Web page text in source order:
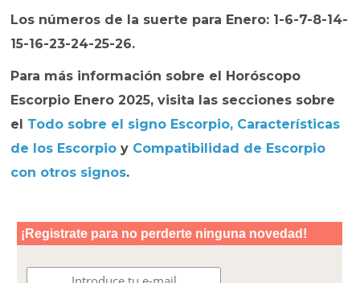
Los números de la suerte para Enero: 1-6-7-8-14-
15-16-23-24-25-26.
Para más información sobre el
Horóscopo
Escorpio Enero 2025, visita las secciones sobre
el Todo sobre el signo Escorpio, Características
de los Escorpio y Compatibilidad de Escorpio
con otros signos.